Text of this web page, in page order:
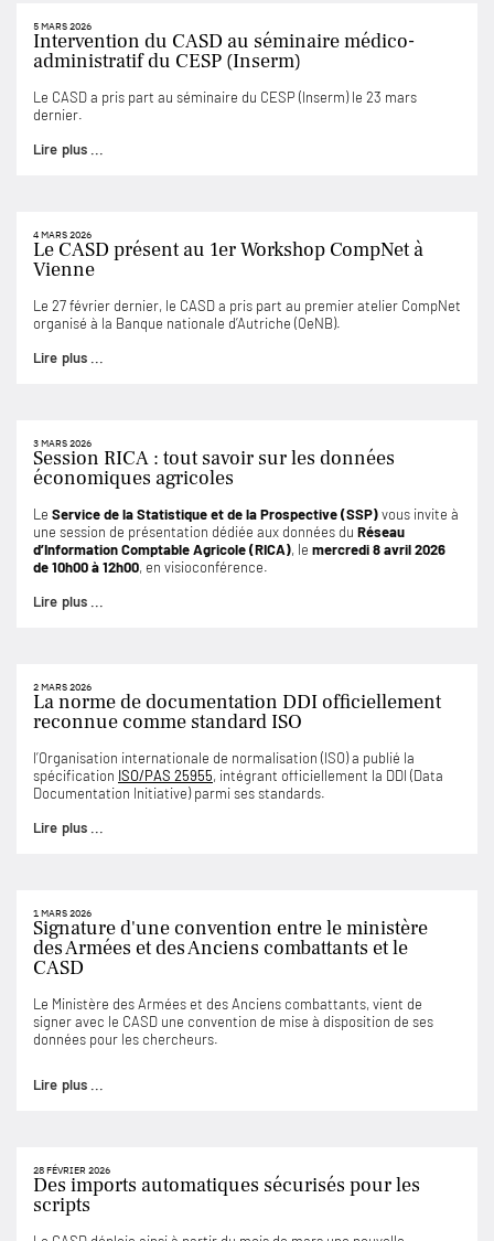
5 MARS 2026
Intervention du CASD au séminaire médico-
administratif du CESP (Inserm)
Le CASD a pris part au séminaire du CESP (Inserm) le 23 mars
dernier.
Lire plus ...
4 MARS 2026
Le CASD présent au 1er Workshop CompNet à
Vienne
Le 27 février dernier, le CASD a pris part au premier atelier CompNet
organisé à la Banque nationale d’Autriche (OeNB).
Lire plus ...
3 MARS 2026
Session RICA : tout savoir sur les données
économiques agricoles
Le Service de la Statistique et de la Prospective (SSP)vous invite à
une session de présentation dédiée aux données du Réseau
d’Information Comptable Agricole (RICA), le mercredi 8 avril 2026
de 10h00 à 12h00, en visioconférence.
Lire plus ...
2 MARS 2026
La norme de documentation DDI officiellement
reconnue comme standard ISO
l’Organisation internationale de normalisation (ISO) a publié la
spécification ISO/PAS 25955, intégrant officiellement la DDI (Data
Documentation Initiative) parmi ses standards.
Lire plus ...
1 MARS 2026
Signature d'une convention entre le ministère
des Armées et des Anciens combattants et le
CASD
Le Ministère des Armées et des Anciens combattants, vient de
signer avec le CASD une convention de mise à disposition de ses
données pour les chercheurs.
Lire plus ...
28 FÉVRIER 2026
Des imports automatiques sécurisés pour les
scripts